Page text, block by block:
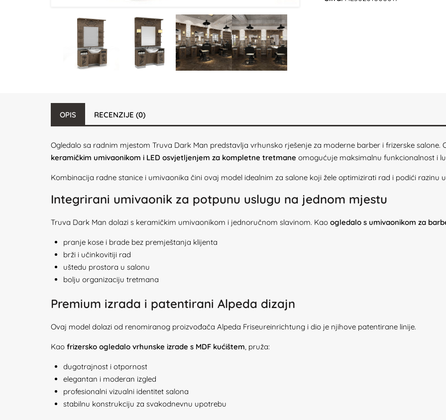
OPIS RECENZIJE (0)
Ogledalo sa radnim mjestom Truva Dark Man predstavlja vrhunsko rješenje za moderne barber i frizerske salone.
keramičkim umivaonikom i LED osvjetljenjem za kompletne tretmane omogućuje maksimalnu funkcionalnost i
Kombinacija radne stanice i umivaonika čini ovaj model idealnim za salone koji žele optimizirati rad i podići razinu
Integrirani umivaonik za potpunu uslugu na jednom mjestu
Truva Dark Man dolazi s keramičkim umivaonikom i jednoručnom slavinom. Kao ogledalo s umivaonikom za
pranje kose i brade bez premještanja klijenta
brži i učinkovitiji rad
uštedu prostora u salonu
bolju organizaciju tretmana
Premium izrada i patentirani Alpeda dizajn
Ovaj model dolazi od renomiranog proizvođača Alpeda Friseureinrichtung i dio je njihove patentirane linije.
Kao frizersko ogledalo vrhunske izrade s MDF kućištem, pruža:
dugotrajnost i otpornost
elegantan i moderan izgled
profesionalni vizualni identitet salona
stabilnu konstrukciju za svakodnevnu upotrebu